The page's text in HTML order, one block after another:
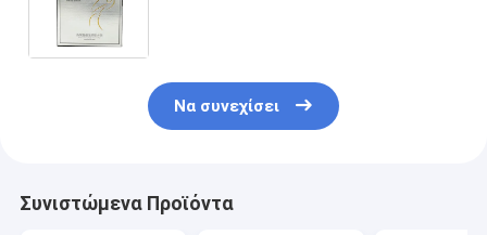
Να συνεχίσει
Συνιστώμενα Προϊόντα